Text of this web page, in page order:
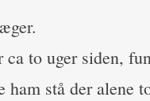
ca to uger siden,
ham stå der alene